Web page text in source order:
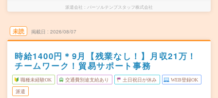
派遣会社 パーソルテンプスタッフ株式会社
未読 掲載日 2026/08/07
時給1400円＊9月【残業なし！】月収21万！
チームワーク！貿易サポート事務
職種未経験OK 交通費別途支給あり 土日祝日が休み WEB登録OK
派遣